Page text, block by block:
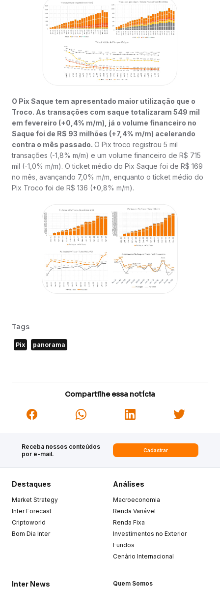
O Pix Saque tem apresentado maior utilização que o
Troco. As transações com saque totalizaram 549 mil
em fevereiro (+0,4% m/m), já o volume financeiro no
Saque foi de R$ 93 milhões (+7,4% m/m) acelerando
contra o mês passado. O Pix troco registrou 5 mil
transações (-1,8% m/m) e um volume financeiro de R$ 715
mil (-1,0% m/m). O ticket médio do Pix Saque foi de R$ 169
no mês, avançando 7,0% m/m, enquanto o ticket médio do
Pix Troco foi de R$ 136 (+0,8% m/m).
Tags
Pix panorama
Compartilhe essa notícia
Receba nossos conteúdos
por e-mail.
Cadastrar
Destaques
Market Strategy
Inter Forecast
Criptoworld
Bom Dia Inter
Análises
Macroeconomia
Renda Variável
Renda Fixa
Investimentos no Exterior
Fundos
Cenário Internacional
Inter News Quem Somos